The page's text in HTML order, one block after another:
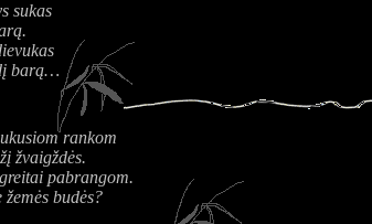
sukas
barą…
rankom
žvaigždės.
pabrangom.
budės?